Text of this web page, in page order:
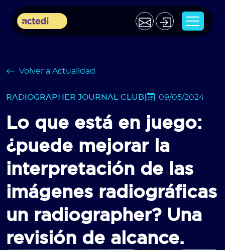
Volver a Actualidad
RADIOGRAPHER JOURNAL CLUB 09/05/2024
Lo que está en juego:
¿puede mejorar la
interpretación de las
imágenes radiográficas
un radiographer? Una
revisión de alcance.